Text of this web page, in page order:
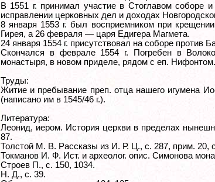
В 1551 г. принимал участие в Стоглавом соборе
исправлении церковных дел и доходах
8 января 1553 г. был восприемником при
Гирея, а 26 февраля — царя Едигера Магмета.
24 января 1554 г. присутствовал на соборе против
Скончался в феврале 1554 г. Погребен в
монастыря, в новом приделе, рядом с еп. Нифонтом.
Труды:
Житие и пребывание преп. отца нашего игумена
(написано им в 1545/46 г.).
Литература:
Леонид, иером. История церкви в пределах
87.
Толстой М. В. Рассказы из И. Р. Ц., с. 287, прим. 20,
Токманов И. Ф. Ист. и археолог. опис. Симонова
Строев П., с. 150, 1034.
Н. Д., с. 39.